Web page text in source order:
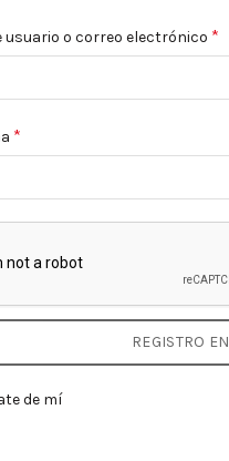
usuario o correo electrónico *
*
REGISTRO EN
de mí